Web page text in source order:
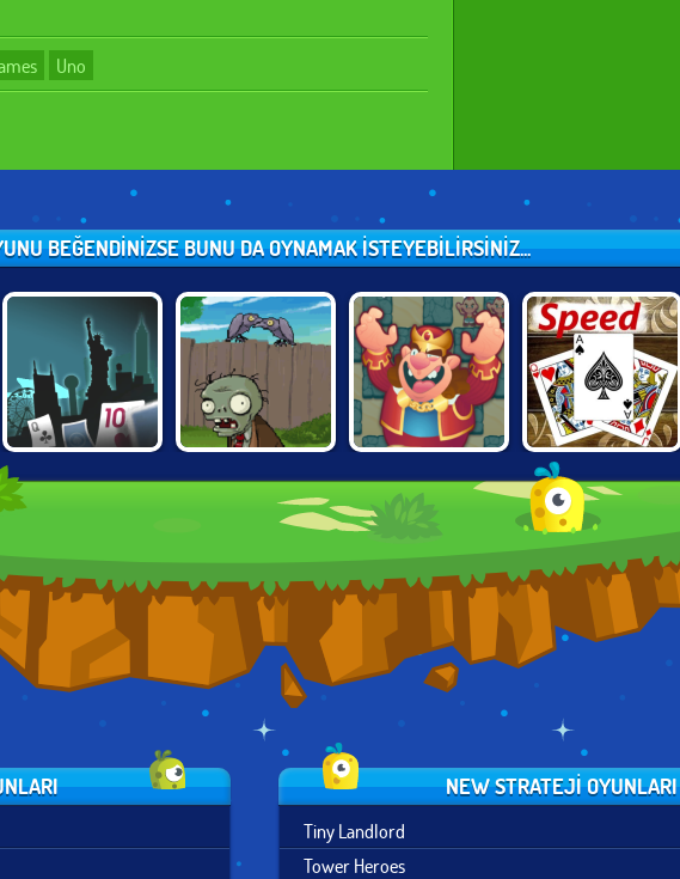
Uno
BEĞENDINIZSE BUNU DA OYNAMAK ISTEYEBILIRSINIZ...
POKER WORLD
ZOMBIES
CHALLENGES
SPEED
NEW STRATEJI OYUNLARI
Tiny Landlord
Tower Heroes